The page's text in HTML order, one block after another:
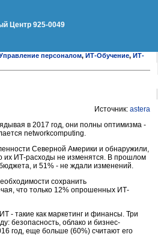
Центр 925-0049
персоналом, ИТ-Обучение, ИТ-
Источник: astera
в 2017 год, они полны оптимизма -
networkcomputing.
Северной Америки и обнаружили,
их ИТ-расходы не изменятся. В прошлом
и 51% - не ждали изменений.
сохранить
что только 12% опрошенных ИТ-
- такие как маркетинг и финансы. Три
безопасность, облако и бизнес-
год, еще больше (60%) считают его